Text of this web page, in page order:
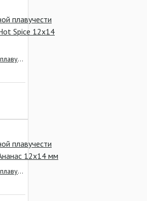
Бойлы нейтральной плавучести 777 Baits Wafters Hot Spice 12x14 мм
Бойлы нейтральной плавучести 777 Baits Wafters Ананас 12x14 мм